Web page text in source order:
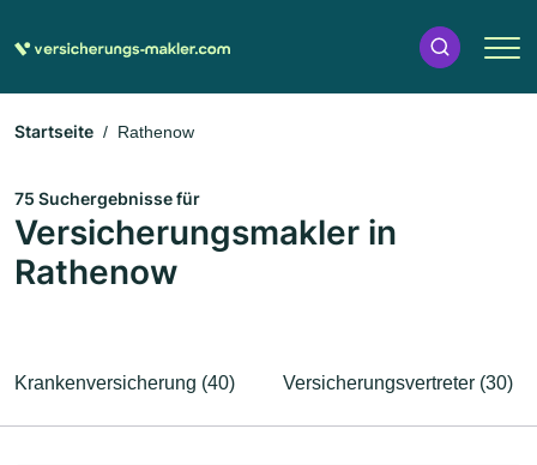
Startseite Rathenow
75 Suchergebnisse für
Versicherungsmakler in
Rathenow
Krankenversicherung (40) Versicherungsvertreter (30)